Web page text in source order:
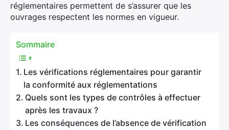
réglementaires permettent de s’assurer que les
ouvrages respectent les normes en vigueur.
Sommaire
Les vérifications réglementaires pour garantir
la conformité aux réglementations
Quels sont les types de contrôles à effectuer
après les travaux ?
Les conséquences de l’absence de vérification